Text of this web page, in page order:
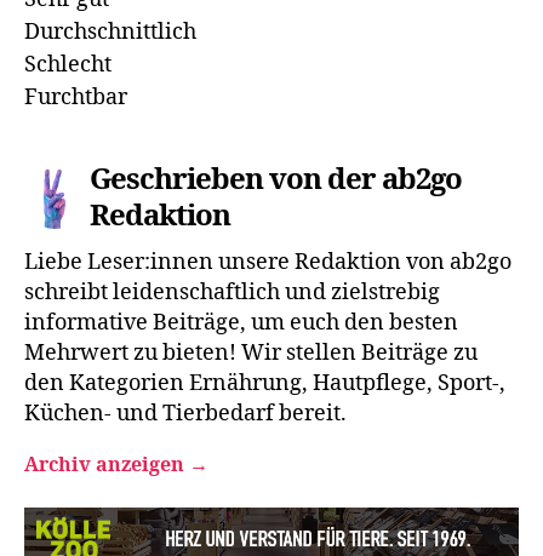
Durchschnittlich
Schlecht
Furchtbar
Geschrieben von der ab2go
Redaktion
Liebe Leser:innen unsere Redaktion von ab2go
schreibt leidenschaftlich und zielstrebig
informative Beiträge, um euch den besten
Mehrwert zu bieten! Wir stellen Beiträge zu
den Kategorien Ernährung, Hautpflege, Sport-,
Küchen- und Tierbedarf bereit.
Archiv anzeigen →